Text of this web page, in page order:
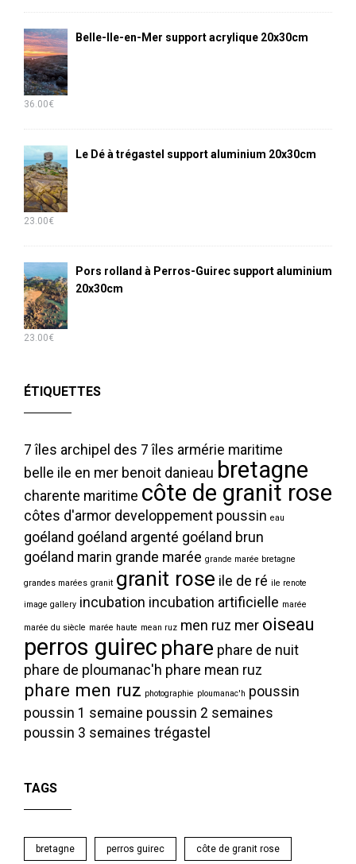
Belle-Ile-en-Mer support acrylique 20x30cm
36.00€
Le Dé à trégastel support aluminium 20x30cm
23.00€
Pors rolland à Perros-Guirec support aluminium
20x30cm
23.00€
ÉTIQUETTES
7 îles archipel des 7 îles armérie maritime
belle ile en mer benoit danieau bretagne
charente maritime côte de granit rose
côtes d'armor developpement poussin eau
goéland goéland argenté goéland brun
goéland marin grande marée grande marée bretagne
grandes marées granit granit rose ile de ré ile renote
image gallery incubation incubation artificielle marée
marée du siècle marée haute mean ruz men ruz mer oiseau
perros guirec phare phare de nuit
phare de ploumanac'h phare mean ruz
phare men ruz photographie ploumanac'h poussin
poussin 1 semaine poussin 2 semaines
poussin 3 semaines trégastel
TAGS
bretagne perros guirec côte de granit rose